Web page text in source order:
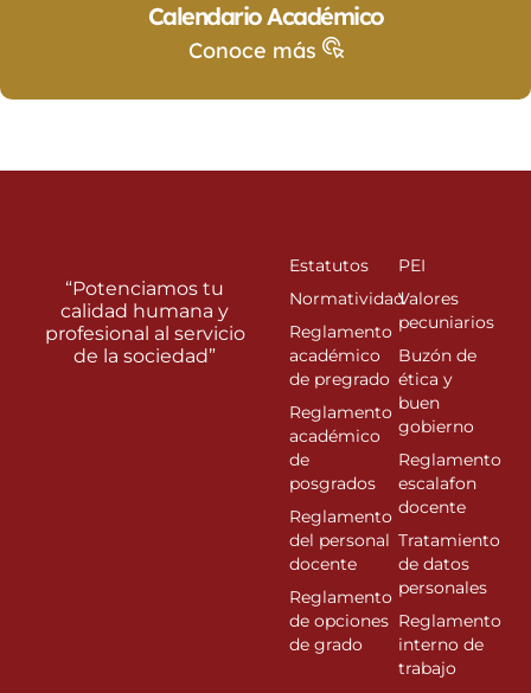
Calendario Académico
Conoce más
“Potenciamos tu
calidad humana y
profesional al servicio
de la sociedad”
Estatutos
Normatividad
Reglamento
académico
de pregrado
Reglamento
académico
de
posgrados
Reglamento
del personal
docente
Reglamento
de opciones
de grado
PEI
Valores
pecuniarios
Buzón de
ética y
buen
gobierno
Reglamento
escalafon
docente
Tratamiento
de datos
personales
Reglamento
interno de
trabajo